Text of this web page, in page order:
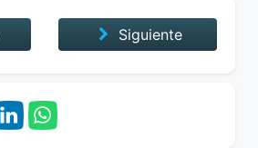
Siguiente